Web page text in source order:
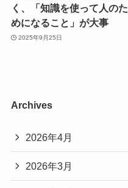
く、「知識を使って人のた
めになること」が大事
2025年9月25日
Archives
2026年4月
2026年3月